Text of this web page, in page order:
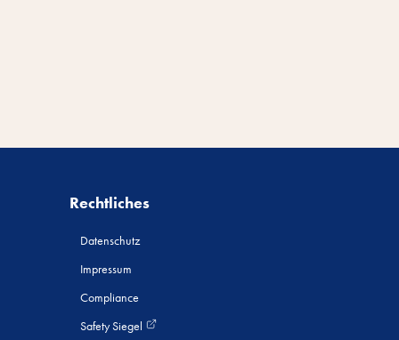
Rechtliches
Datenschutz
Impressum
Compliance
Safety Siegel